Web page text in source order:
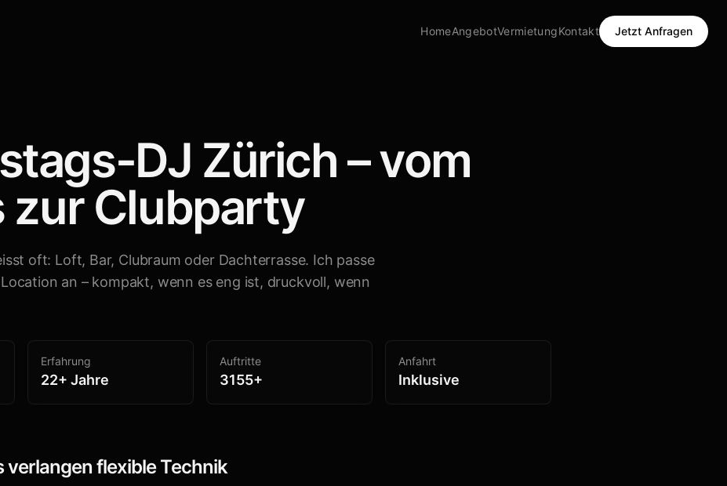
HomeAngebotVermietungKontakt Jetzt Anfragen
DJ Zürich – vom
zur Clubparty
oft: Loft, Bar, Clubraum oder Dachterrasse. Ich passe
an – kompakt, wenn es eng ist, druckvoll, wenn
Erfahrung
22+ Jahre
Auftritte
3155+
Anfahrt
Inklusive
flexible Technik